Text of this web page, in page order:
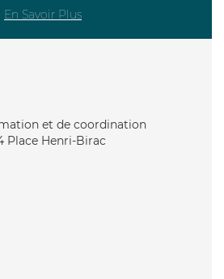
En Savoir Plus
et de coordination
Place Henri-Birac